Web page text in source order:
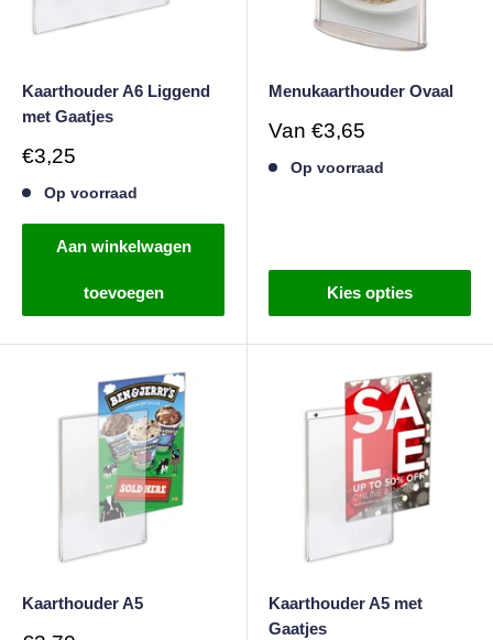
Kaarthouder A6 Liggend
met Gaatjes
Verkoopprijs
€3,25
Op voorraad
Aan winkelwagen
toevoegen
Menukaarthouder Ovaal
Verkoopprijs
Van €3,65
Op voorraad
Kies opties
Kaarthouder A5
Kaarthouder A5 met
Gaatjes